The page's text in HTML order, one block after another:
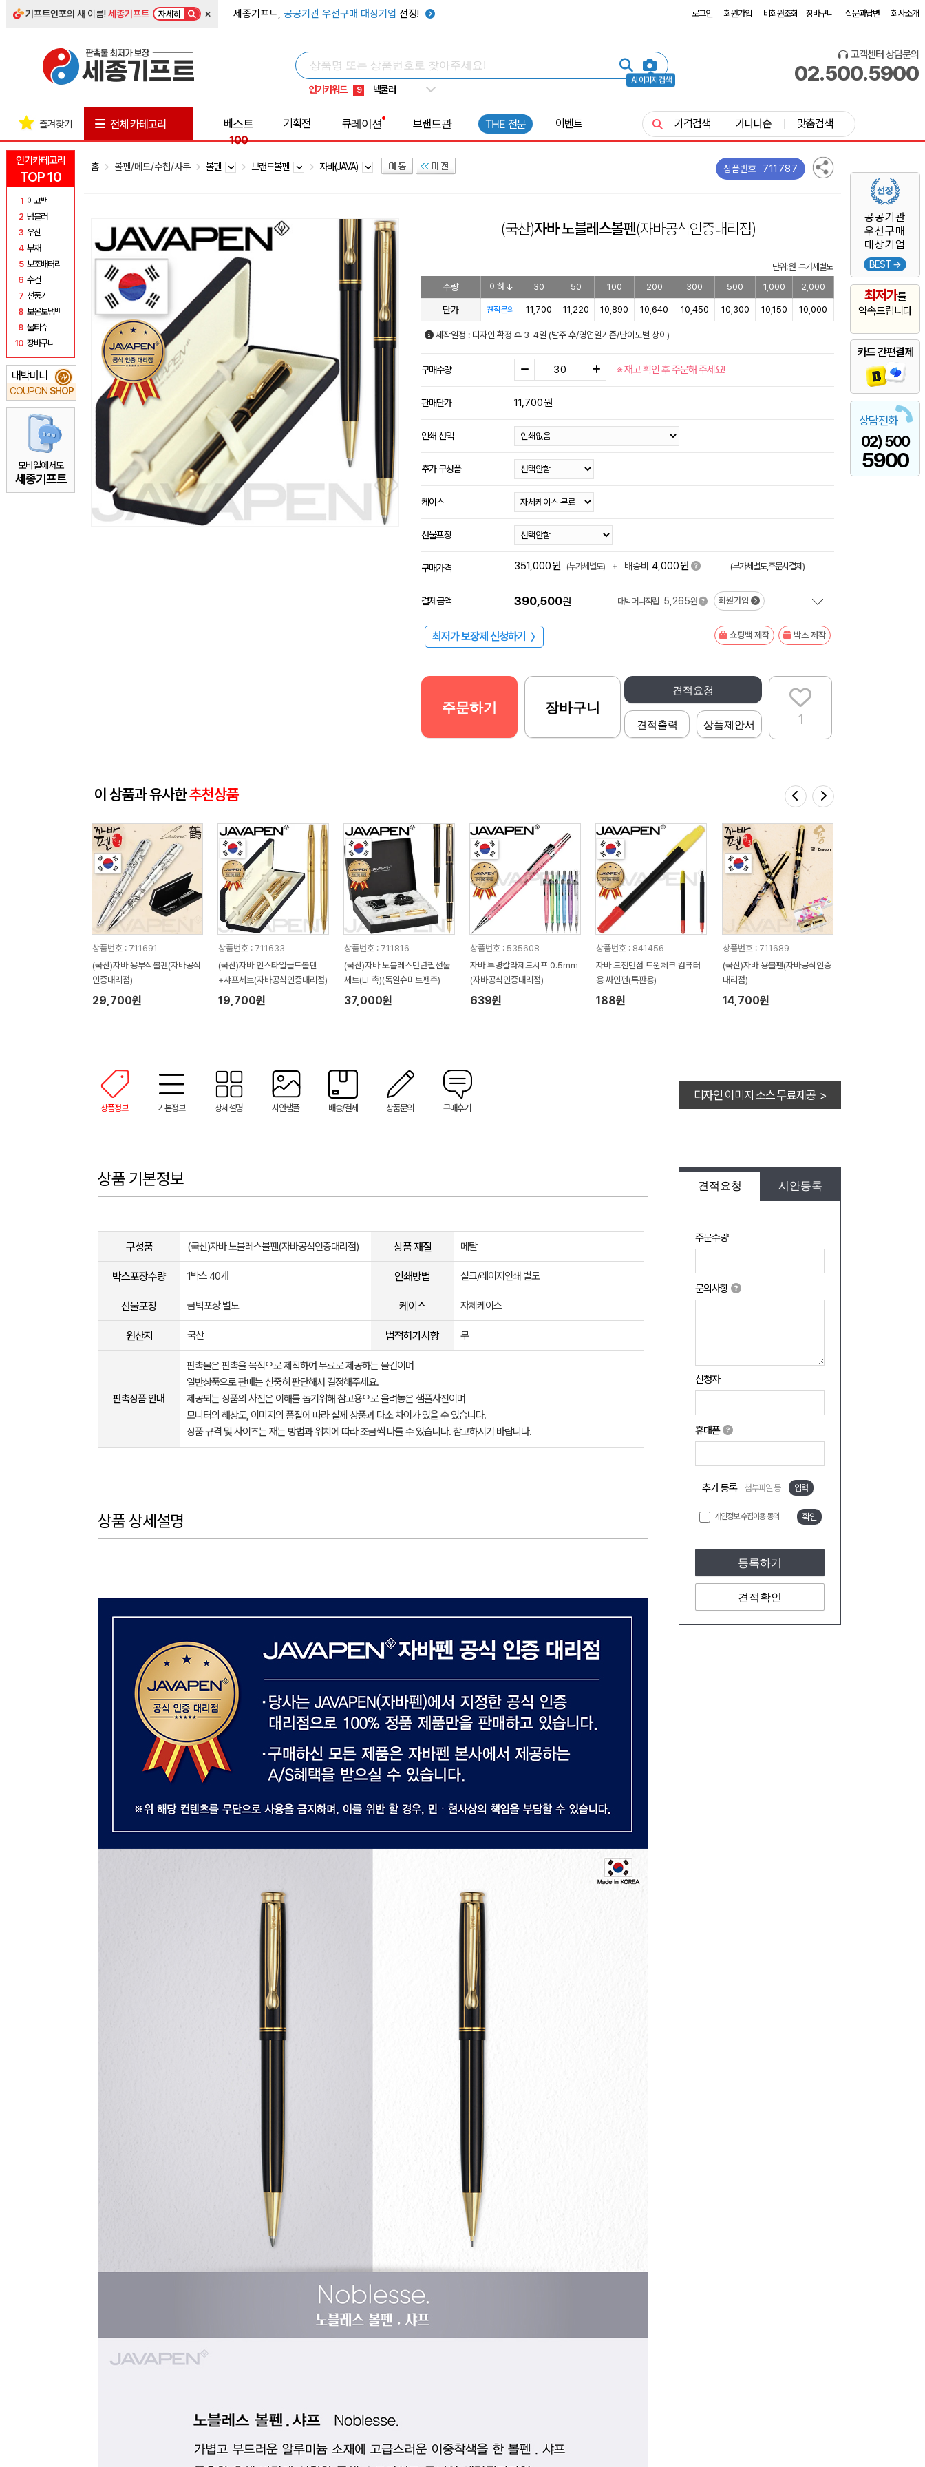
기프트인포의 새 이름!세종기프트 자세히 × 세종기프트, 공공기관 우선구매 대상기업 선정! 로그인 회원가입 비회원조회 장바구니 질문과답변 회사소개
AI 이미지 검색
인기키워드
5 키캡
8 쿨토시
9 넥쿨러
1 선풍기
고객센터 상담문의
02.500.5900
인기카테고리
TOP 10
1 에코백
2 텀블러
3 우산
4 부채
5 보조배터리
6 수건
7 선풍기
8 보온보냉백
9 물티슈
10 장바구니
대박머니
COUPON SHOP
₩
모바일에서도
세종기프트
공공기관
우선구매
대상기업
BEST →
최저가를
약속드립니다
카드 간편결제
상담전화
02) 500
5900
즐겨찾기 전체 카테고리
베스트
100
기획전 큐레이션 브랜드관 THE 전문 이벤트 가격검색 가나다순 맞춤검색
홈 볼펜/메모/수첩/사무 볼펜 브랜드볼펜 자바(JAVA) 상품번호 711787
(국산)자바 노블레스볼펜(자바공식인증대리점)
단위: 원 부가세별도
수량 이하 30 50 100 200 300 500 1,000 2,000
단가 견적문의 11,700 11,220 10,890 10,640 10,450 10,300 10,150 10,000
제작일정 : 디자인 확정 후 3-4일 (발주 후/영업일기준/난이도별 상이)
구매수량 ※ 재고 확인 후 주문해 주세요!
판매단가 11,700원
인쇄 선택
추가 구성품
케이스
선물포장
구매가격 351,000원 (부가세별도) + 배송비 4,000원 (부가세별도,주문시결제)
결제금액 390,500원 대박머니적립 5,265원 회원가입
최저가 보장제 신청하기 〉 쇼핑백 제작 박스 제작
1
견적요청
견적출력 상품제안서
주문하기 장바구니
이 상품과 유사한추천상품
상품번호 : 711691
(국산)자바 용부식볼펜(자바공식
인증대리점)
29,700원
상품번호 : 711633
(국산)자바 인스타일골드볼펜
+샤프세트(자바공식인증대리점)
19,700원
상품번호 : 711816
(국산)자바 노블레스만년필선물
세트(EF촉)(독일슈미트펜촉)
37,000원
상품번호 : 535608
자바 투명칼라제도샤프 0.5mm
(자바공식인증대리점)
639원
상품번호 : 841456
자바 도전만점 트윈체크 컴퓨터
용 싸인펜(특판용)
188원
상품번호 : 711689
(국산)자바 용볼펜(자바공식인증
대리점)
14,700원
상품정보 기본정보 상세설명 시안샘플 배송/결제 상품문의 구매후기
디자인 이미지 소스 무료제공 >
견적요청 시안등록
주문수량
문의사항
신청자
휴대폰
추가 등록 첨부파일 등 입력
개인정보 수집이용 동의 확인
등록하기
견적확인
상품 기본정보
구성품 (국산)자바 노블레스볼펜(자바공식인증대리점) 상품 재질 메탈
박스포장수량 1박스 40개 인쇄방법 실크/레이저인쇄 별도
선물포장 금박포장 별도 케이스 자체케이스
원산지 국산 법적허가사항 무
판촉상품 안내
판촉물은 판촉을 목적으로 제작하여 무료로 제공하는 물건이며
일반상품으로 판매는 신중히 판단해서 결정해주세요.
제공되는 상품의 사진은 이해를 돕기위해 참고용으로 올려놓은 샘플사진이며
모니터의 해상도, 이미지의 품질에 따라 실제 상품과 다소 차이가 있을 수 있습니다.
상품 규격 및 사이즈는 재는 방법과 위치에 따라 조금씩 다를 수 있습니다. 참고하시기 바랍니다.
상품 상세설명